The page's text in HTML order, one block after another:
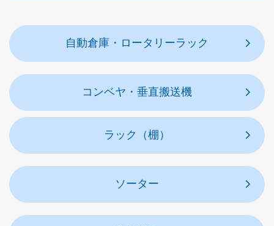
自動倉庫・ロータリーラック
コンベヤ・垂直搬送機
ラック（棚）
ソーター